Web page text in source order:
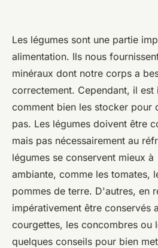
Les légumes sont une partie
alimentation. Ils nous
minéraux dont notre corps a
correctement. Cependant, il
comment bien les stocker pour
pas. Les légumes doivent être
mais pas nécessairement au
légumes se conservent mieux
ambiante, comme les tomates,
pommes de terre. D'autres, en
impérativement être conservés
courgettes, les concombres ou
quelques conseils pour bien